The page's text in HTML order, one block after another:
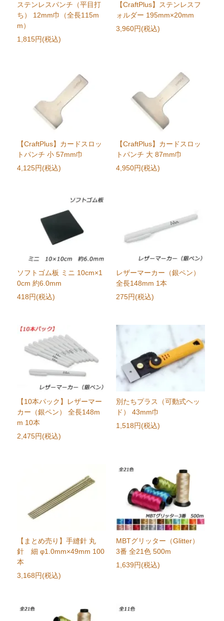
ステンレスパンチ（平目打
ち） 12mm巾（全長115m
m）
1,815円(税込)
【CraftPlus】ステンレスフ
ォルダー 195mm×20mm
3,960円(税込)
【CraftPlus】カードスロッ
トパンチ 小 57mm巾
4,125円(税込)
【CraftPlus】カードスロッ
トパンチ 大 87mm巾
4,950円(税込)
ソフトゴム板 ミニ 10cm×1
0cm 約6.0mm
418円(税込)
レザーマーカー（銀ペン）
全長148mm 1本
275円(税込)
【10本パック】レザーマー
カー（銀ペン） 全長148m
m 10本
2,475円(税込)
別たちプラス（可動式ヘッ
ド） 43mm巾
1,518円(税込)
【まとめ売り】手縫針 丸
針 細 φ1.0mm×49mm 100
本
3,168円(税込)
MBTグリッター（Glitter）
3番 全21色 500m
1,639円(税込)